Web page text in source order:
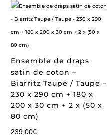
Ensemble de draps
satin de coton –
Biarritz Taupe / Taupe –
230 x 290 cm + 180 x
200 x 30 cm + 2 x (50 x
80 cm)
239,00€